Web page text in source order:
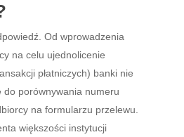
Od wprowadzenia
na celu ujednolicenie
płatniczych) banki nie
do porównywania numeru
na formularzu przelewu.
większości instytucji